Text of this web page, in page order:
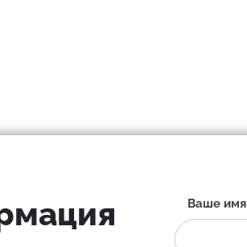
Контактная
форма
-
Ваше имя